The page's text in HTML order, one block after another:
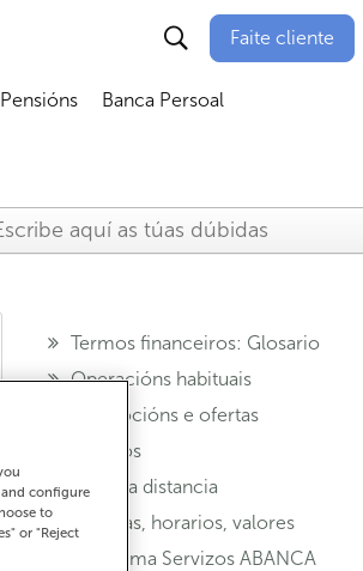
Faite cliente
Abrir submenú
Banca Persoal
Termos financeiros: Glosario
Operacións habituais
Promocións e ofertas
Seguros
Banca a distancia
Oficinas, horarios, valores
Programa Servizos ABANCA
configure
to
or "Reject